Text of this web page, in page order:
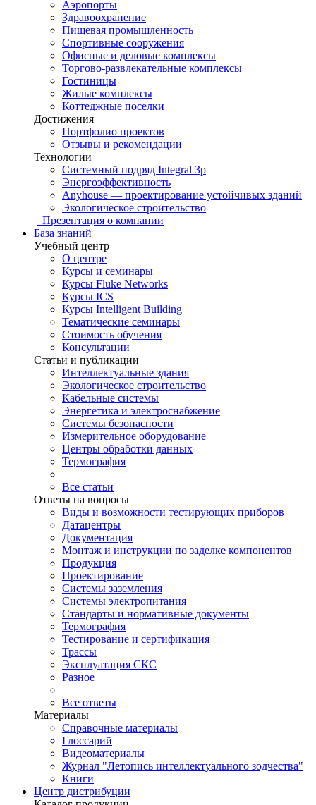
Аэропорты
Здравоохранение
Пищевая промышленность
Спортивные сооружения
Офисные и деловые комплексы
Торгово-развлекательные комплексы
Гостиницы
Жилые комплексы
Коттеджные поселки
Достижения
Портфолио проектов
Отзывы и рекомендации
Технологии
Системный подряд Integral 3p
Энергоэффективность
Anyhouse — проектирование устойчивых зданий
Экологическое строительство
Презентация о компании
База знаний
Учебный центр
О центре
Курсы и семинары
Курсы Fluke Networks
Курсы ICS
Курсы Intelligent Building
Тематические семинары
Стоимость обучения
Консультации
Статьи и публикации
Интеллектуальные здания
Экологическое строительство
Кабельные системы
Энергетика и электроснабжение
Системы безопасности
Измерительное оборудование
Центры обработки данных
Термография
Все статьи
Ответы на вопросы
Виды и возможности тестирующих приборов
Датацентры
Документация
Монтаж и инструкции по заделке компонентов
Продукция
Проектирование
Системы заземления
Системы электропитания
Стандарты и нормативные документы
Термография
Тестирование и сертификация
Трассы
Эксплуатация СКС
Разное
Все ответы
Материалы
Справочные материалы
Глоссарий
Видеоматериалы
Журнал "Летопись интеллектуального зодчества"
Книги
Центр дистрибуции